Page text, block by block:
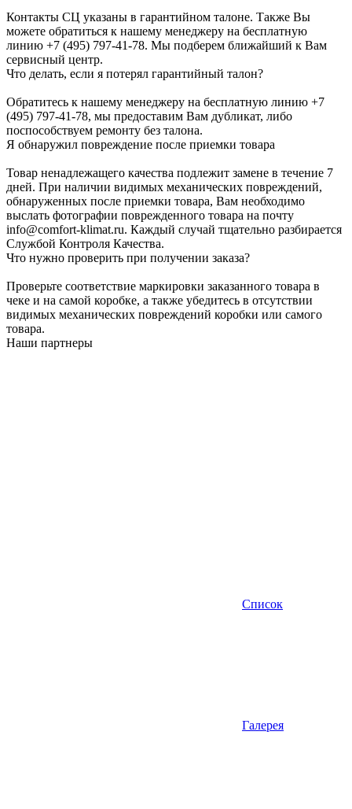
Контакты СЦ указаны в гарантийном талоне. Также Вы
можете обратиться к нашему менеджеру на бесплатную
линию +7 (495) 797-41-78. Мы подберем ближайший к Вам
сервисный центр.
Что делать, если я потерял гарантийный талон?
Обратитесь к нашему менеджеру на бесплатную линию +7
(495) 797-41-78, мы предоставим Вам дубликат, либо
поспособствуем ремонту без талона.
Я обнаружил повреждение после приемки товара
Товар ненадлежащего качества подлежит замене в течение 7
дней. При наличии видимых механических повреждений,
обнаруженных после приемки товара, Вам необходимо
выслать фотографии поврежденного товара на почту
info@comfort-klimat.ru. Каждый случай тщательно разбирается
Службой Контроля Качества.
Что нужно проверить при получении заказа?
Проверьте соответствие маркировки заказанного товара в
чеке и на самой коробке, а также убедитесь в отсутствии
видимых механических повреждений коробки или самого
товара.
Наши партнеры
Список
Галерея